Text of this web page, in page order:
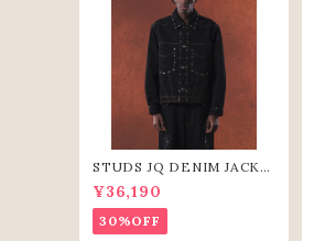
STUDS JQ DENIM JACKE
T(BLK)
¥36,190
30%OFF